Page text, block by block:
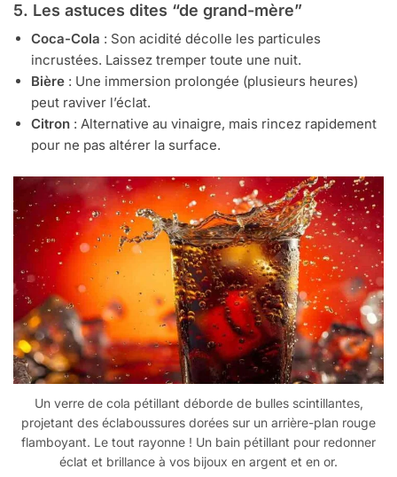
5. Les astuces dites “de grand-mère”
Coca-Cola : Son acidité décolle les particules
incrustées. Laissez tremper toute une nuit.
Bière : Une immersion prolongée (plusieurs heures)
peut raviver l’éclat.
Citron : Alternative au vinaigre, mais rincez rapidement
pour ne pas altérer la surface.
Un verre de cola pétillant déborde de bulles scintillantes,
projetant des éclaboussures dorées sur un arrière-plan rouge
flamboyant. Le tout rayonne ! Un bain pétillant pour redonner
éclat et brillance à vos bijoux en argent et en or.